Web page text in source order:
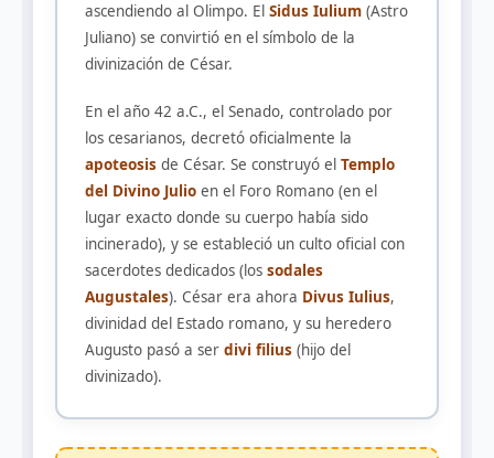
ascendiendo al Olimpo. El Sidus Iulium (Astro
Juliano) se convirtió en el símbolo de la
divinización de César.
En el año 42 a.C., el Senado, controlado por
los cesarianos, decretó oficialmente la
apoteosis de César. Se construyó el Templo
del Divino Julio en el Foro Romano (en el
lugar exacto donde su cuerpo había sido
incinerado), y se estableció un culto oficial con
sacerdotes dedicados (los sodales
Augustales). César era ahora Divus Iulius,
divinidad del Estado romano, y su heredero
Augusto pasó a ser divi filius (hijo del
divinizado).